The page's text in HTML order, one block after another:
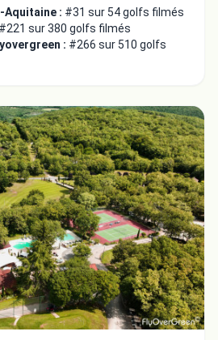
Aquitaine : #31 sur 54 golfs filmés
#221 sur 380 golfs filmés
: #266 sur 510 golfs